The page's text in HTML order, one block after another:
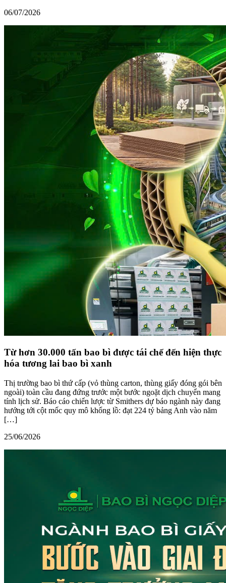
06/07/2026
Từ hơn 30.000 tấn bao bì được tái chế đến hiện thực
hóa tương lai bao bì xanh
Thị trường bao bì thứ cấp (vỏ thùng carton, thùng giấy đóng gói bên
ngoài) toàn cầu đang đứng trước một bước ngoặt dịch chuyển mang
tính lịch sử. Báo cáo chiến lược từ Smithers dự báo ngành này đang
hướng tới cột mốc quy mô khổng lồ: đạt 224 tỷ bảng Anh vào năm
[…]
25/06/2026